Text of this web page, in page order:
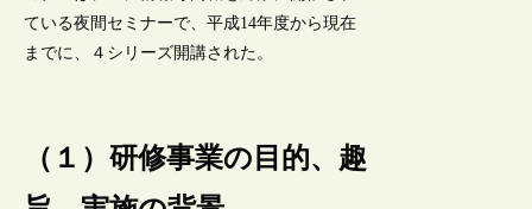
ている夜間セミナーで、平成14年度から現在
までに、４シリーズ開講された。
（１）研修事業の目的、趣